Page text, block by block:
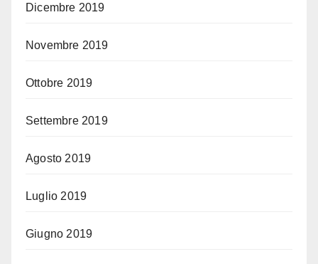
Dicembre 2019
Novembre 2019
Ottobre 2019
Settembre 2019
Agosto 2019
Luglio 2019
Giugno 2019